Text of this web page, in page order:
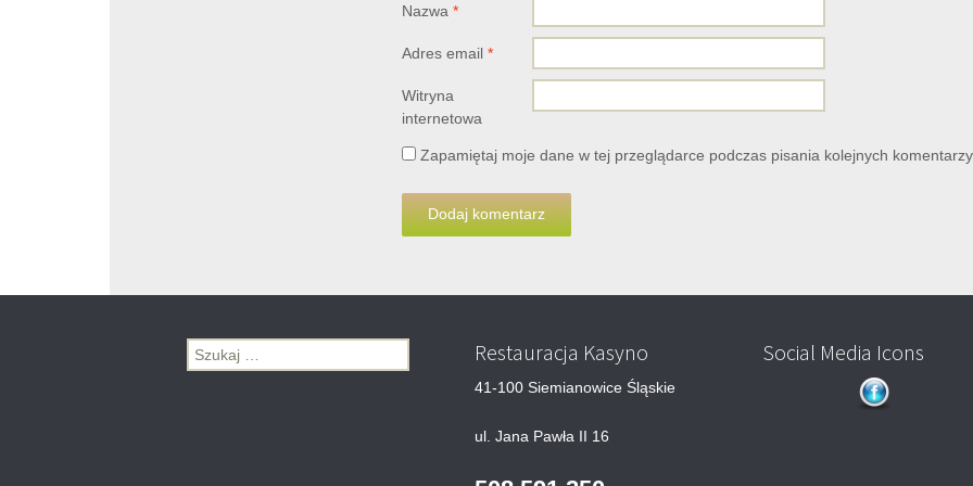
Nazwa *
Adres email *
Witryna
internetowa
Zapamiętaj moje dane w tej przeglądarce podczas pisania kolejnych
Szukaj: Restauracja Kasyno
41-100 Siemianowice Śląskie
ul. Jana Pawła II 16
Social Media Icons